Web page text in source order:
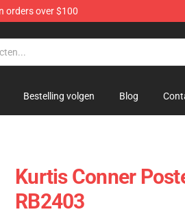
orders over $100
Bestelling volgen Blog
Kurtis Conner
RB2403